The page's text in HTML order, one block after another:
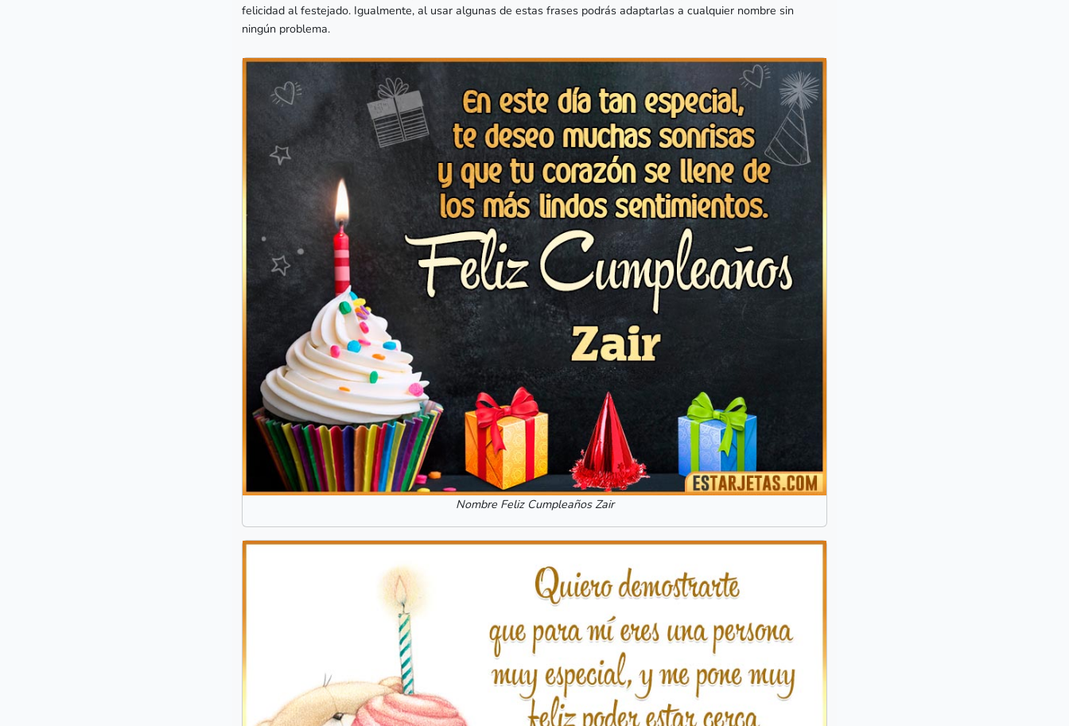
felicidad al festejado. Igualmente, al usar algunas de estas frases podrás adaptarlas a cualquier nombre sin
ningún problema.
Nombre Feliz Cumpleaños Zair